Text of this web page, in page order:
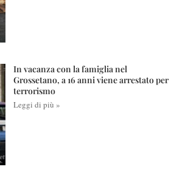
In vacanza con la famiglia nel
Grossetano, a 16 anni viene arrestato per
terrorismo
Leggi di più »